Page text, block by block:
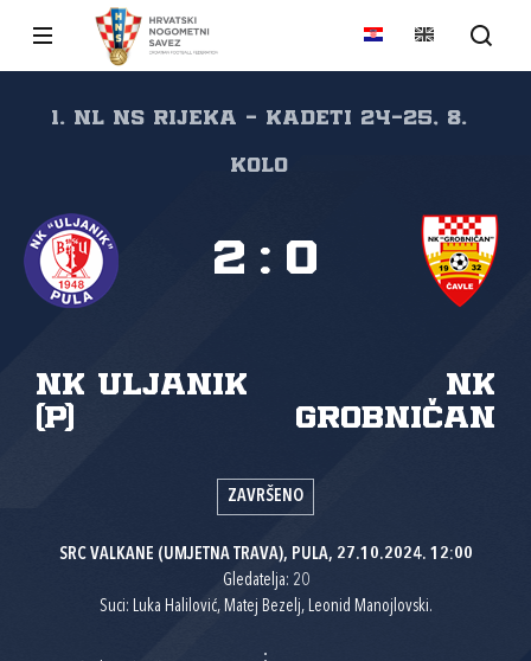
1. NL NS Rijeka - kadeti 24-25, 8.
kolo
NK Uljanik
(P)
NK
Grobničan
2 : 0
ZAVRŠENO
SRC VALKANE (UMJETNA TRAVA), PULA, 27.10.2024. 12:00
Gledatelja: 20
Suci: Luka Halilović, Matej Bezelj, Leonid Manojlovski.